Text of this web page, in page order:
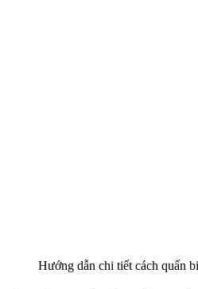
Hướng dẫn chi tiết cách quấn